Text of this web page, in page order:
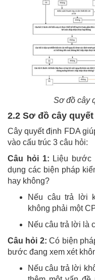
Sơ đồ cây
2.2 Sơ đồ cây
Cây quyết định FDA
vào cấu trúc 3 câu hỏi:
Câu hỏi 1: Liệu bước
dụng các biện pháp
hay không?
Nếu câu trả lời
không phải một
Nếu câu trả lời là
Câu hỏi 2:Có biện
bước đang xem xét
Nếu câu trả lời